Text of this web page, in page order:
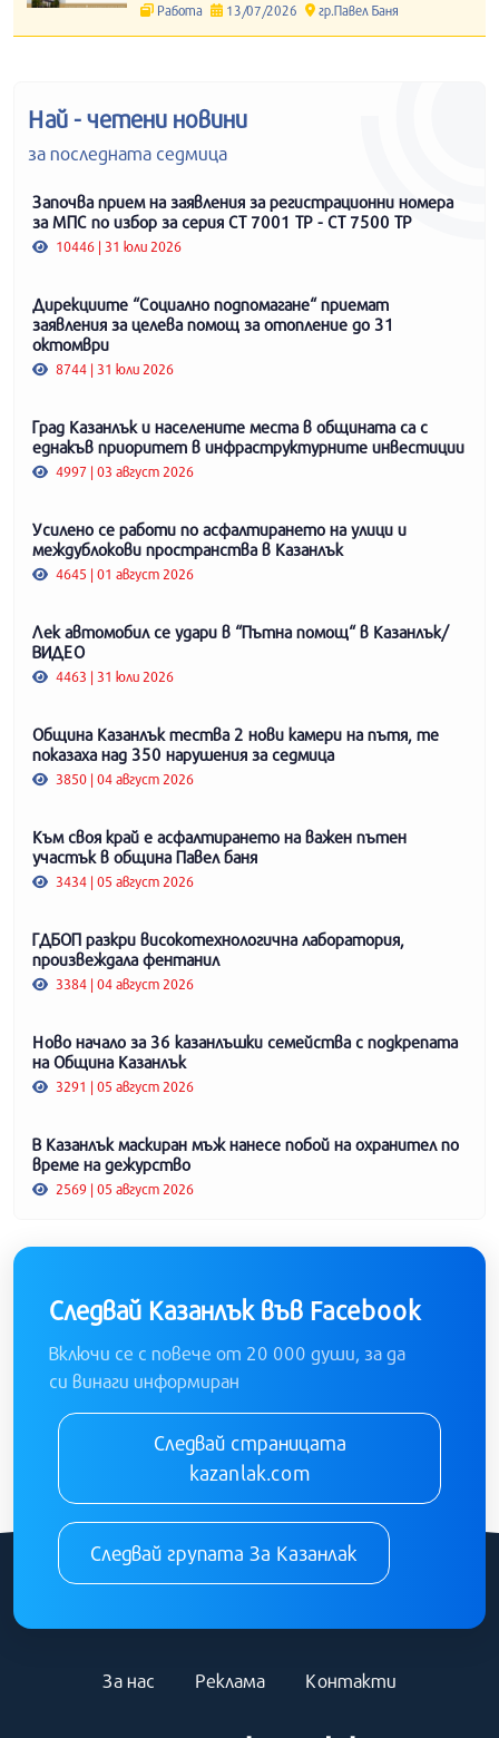
Работа 13/07/2026 гр.Павел Баня
Най - четени новини
за последната седмица
Започва прием на заявления за регистрационни номера
за МПС по избор за серия СТ 7001 ТР - СТ 7500 ТР
10446 | 31 юли 2026
Дирекциите “Социално подпомагане“ приемат
заявления за целева помощ за отопление до 31
октомври
8744 | 31 юли 2026
Град Казанлък и населените места в общината са с
еднакъв приоритет в инфраструктурните инвестиции
4997 | 03 август 2026
Усилено се работи по асфалтирането на улици и
междублокови пространства в Казанлък
4645 | 01 август 2026
Лек автомобил се удари в “Пътна помощ“ в Казанлък/
ВИДЕО
4463 | 31 юли 2026
Община Казанлък тества 2 нови камери на пътя, те
показаха над 350 нарушения за седмица
3850 | 04 август 2026
Към своя край е асфалтирането на важен пътен
участък в община Павел баня
3434 | 05 август 2026
ГДБОП разкри високотехнологична лаборатория,
произвеждала фентанил
3384 | 04 август 2026
Ново начало за 36 казанлъшки семейства с подкрепата
на Община Казанлък
3291 | 05 август 2026
В Казанлък маскиран мъж нанесе побой на охранител по
време на дежурство
2569 | 05 август 2026
Следвай Казанлък във Facebook
Включи се с повече от 20 000 души, за да
си винаги информиран
Следвай страницата
kazanlak.com
Следвай групата За Казанлак
За нас Реклама Контакти